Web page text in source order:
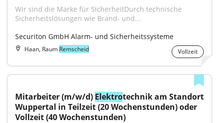
Wir sind die Marke für SicherheitDurch technische
Sicherheitslösungen wie Brand- und...
Securiton GmbH Alarm- und Sicherheitssysteme
Haan, Raum Remscheid Vollzeit
Mitarbeiter (m/w/d) Elektrotechnik am Standort
Wuppertal in Teilzeit (20 Wochenstunden) oder
Vollzeit (40 Wochenstunden)